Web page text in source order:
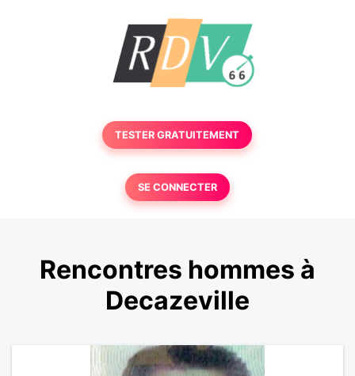
TESTER GRATUITEMENT
SE CONNECTER
Rencontres hommes à
Decazeville